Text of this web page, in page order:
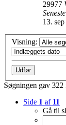
29977
13.
Visning:
Søgningen gav 322
Side 1 af 11
Gå til